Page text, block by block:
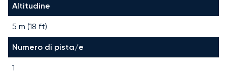
Altitudine
5 m (18 ft)
Numero di pista/e
1